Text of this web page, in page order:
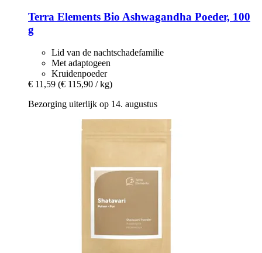
Terra Elements Bio Ashwagandha Poeder, 100
g
Lid van de nachtschadefamilie
Met adaptogeen
Kruidenpoeder
€ 11,59 (€ 115,90 / kg)
Bezorging uiterlijk op 14. augustus